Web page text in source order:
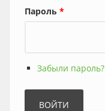
Пароль *
Забыли пароль?